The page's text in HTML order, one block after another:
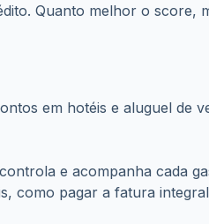
como pagar a fatura
dívidas para carregar.